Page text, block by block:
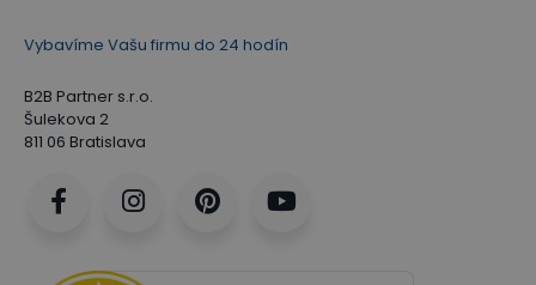
Vybavíme Vašu firmu do 24 hodín
B2B Partner s.r.o.
Šulekova 2
811 06 Bratislava